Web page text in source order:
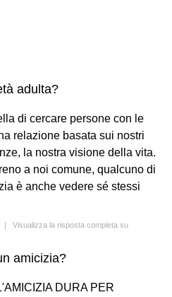
adulta?
di cercare persone con le
relazione basata sui nostri
la nostra visione della vita.
a noi comune, qualcuno di
è anche vedere sé stessi
| Visualizza la risposta completa su
amicizia?
DURA PER